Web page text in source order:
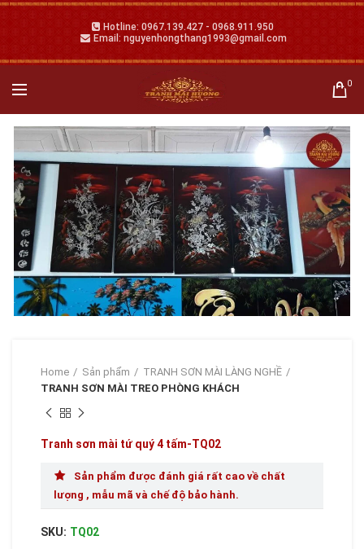
Hotline: 0967.139.427 - 0968.911.950
Email: nguyenhongthang1993@gmail.com
0
Home Sản phẩm
TRANH SƠN MÀI LÀNG NGHỀ
TRANH SƠN MÀI TREO PHÒNG KHÁCH
Tranh sơn mài tứ quý 4 tấm-TQ02
Sản phẩm được đánh giá rất cao về chất
lượng , mẫu mã và chế độ bảo hành.
SKU: TQ02